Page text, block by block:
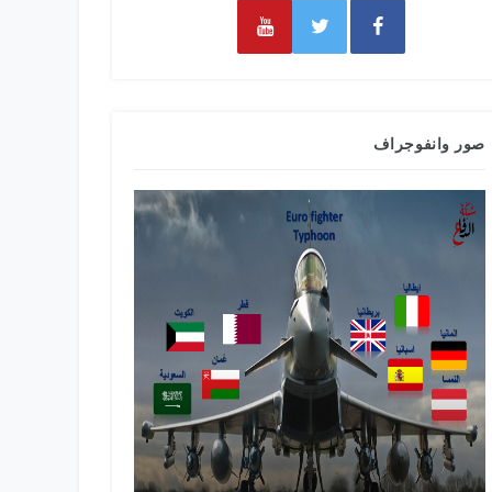
صور وانفوجراف